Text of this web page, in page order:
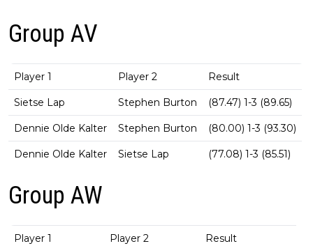
Group AV
Player 1 Player 2 Result
Sietse Lap Stephen Burton (87.47) 1-3 (89.65)
Dennie Olde Kalter Stephen Burton (80.00) 1-3 (93.30)
Dennie Olde Kalter Sietse Lap (77.08) 1-3 (85.51)
Group AW
Player 1 Player 2 Result